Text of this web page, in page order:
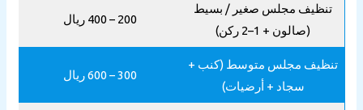
تنظيف مجلس صغير / بسيط
(صالون + 1–2 ركن)
مجلس متوسط (كنب +
سجاد + أرضيات)